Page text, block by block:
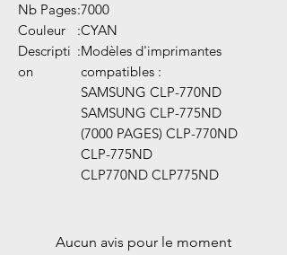
Nb Pages:7000
Couleur
:CYAN
Descripti
on
:Modèles d'imprimantes
compatibles :
SAMSUNG CLP-770ND
SAMSUNG CLP-775ND
(7000 PAGES) CLP-770ND
CLP-775ND
CLP770ND CLP775ND
Aucun avis pour le moment